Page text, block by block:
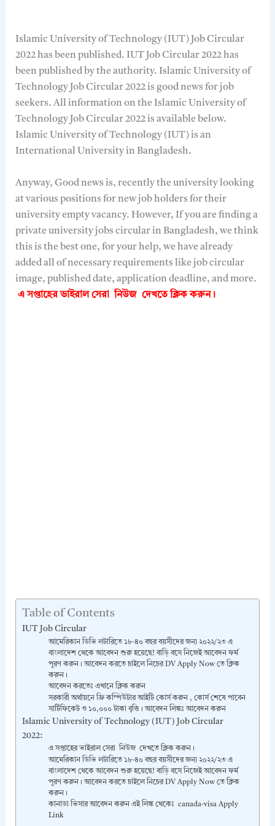
Islamic University of Technology (IUT) Job Circular
2022 has been published. IUT Job Circular 2022 has
been published by the authority. Islamic University of
Technology Job Circular 2022 is good news for job
seekers. All information on the Islamic University of
Technology Job Circular 2022 is available below.
Islamic University of Technology (IUT) is an
International University in Bangladesh.
Anyway, Good news is, recently the university looking
at various positions for new job holders for their
university empty vacancy. However, If you are finding a
private university jobs circular in Bangladesh, we think
this is the best one, for your help, we have already
added all of necessary requirements like job circular
image, published date, application deadline, and more.
এ সপ্তাহের ভাইরাল সেরা নিউজ দেখতেক্লিক করুন।
Table of Contents
IUT Job Circular
আমেরিকান ডিভি লটারিতে ১৮-৪০ বছর বয়সীদের জন্য ২০২২/২৩ এ
বাংলাদেশ থেকে আবেদন শুরু হয়েছে! বাড়ি বসে নিজেই আবেদন ফর্ম
পূরণ করুন। আবেদন করতে চাইলে নিচের DV Apply Now তে ক্লিক
করুন।
আবেদন করতেঃ এখানে ক্লিক করুন
সরকারী অর্থায়নে ফ্রি কম্পিউটার আইটি কোর্স করুন , কোর্স শেষে পাবেন
সার্টিফিকেট ও ১০,০০০ টাকা বৃত্তি। আবেদন লিঙ্কঃ আবেদন করুন
Islamic University of Technology (IUT) Job Circular
2022:
এ সপ্তাহের ভাইরাল সেরা নিউজ দেখতে ক্লিক করুন।
আমেরিকান ডিভি লটারিতে ১৮-৪০ বছর বয়সীদের জন্য ২০২২/২৩ এ
বাংলাদেশ থেকে আবেদন শুরু হয়েছে! বাড়ি বসে নিজেই আবেদন ফর্ম
পূরণ করুন। আবেদন করতে চাইলে নিচের DV Apply Now তে ক্লিক
করুন।
কানাডা ভিসার আবেদন করুন এই লিঙ্ক থেকেঃ canada-visa Apply
Link